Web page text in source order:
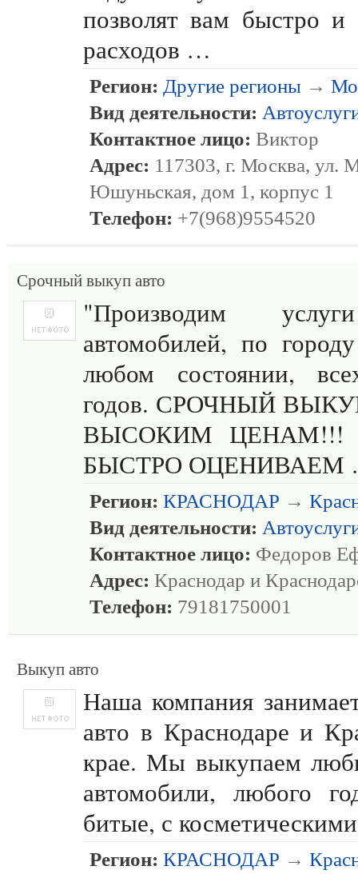
позволят вам быстро
расходов …
Регион: Другие регионы →
Вид деятельности:
Контактное лицо: Виктор
Адрес: 117303, г. Москва, ул.
Юшуньская, дом 1, корпус 1
Телефон: +7(968)9554520
Срочный выкуп авто
"Производим
автомобилей, по
любом состоянии,
годов. СРОЧНЫЙ
ВЫСОКИМ ЦЕНАМ!!!
БЫСТРО ОЦЕНИВАЕМ
Регион: КРАСНОДАР →
Вид деятельности:
Контактное лицо: Федоров
Адрес: Краснодар и
Телефон: 79181750001
Выкуп авто
Наша компания
авто в Краснодаре и
крае. Мы выкупаем
автомобили, любого
битые, с
Регион: КРАСНОДАР →